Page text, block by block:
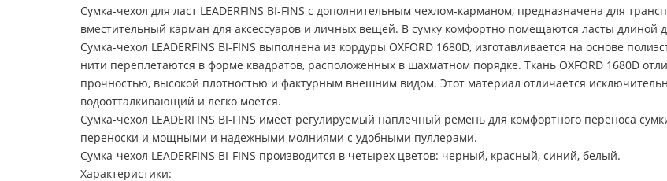
Сумка-чехол для ласт LEADERFINS BI-FINS с дополнительным чехлом-карманом, предназначена для
вместительный карман для аксессуаров и личных вещей. В сумку комфортно помещаются ласты длиной
Сумка-чехол LEADERFINS BI-FINS выполнена из кордуры OXFORD 1680D, изготавливается на основе
нити переплетаются в форме квадратов, расположенных в шахматном порядке. Ткань OXFORD 1680D
прочностью, высокой плотностью и фактурным внешним видом. Этот материал отличается
водоотталкивающий и легко моется.
Сумка-чехол LEADERFINS BI-FINS имеет регулируемый наплечный ремень для комфортного переноса
переноски и мощными и надежными молниями с удобными пуллерами.
Сумка-чехол LEADERFINS BI-FINS производится в четырех цветов: черный, красный, синий, белый.
Характеристики: